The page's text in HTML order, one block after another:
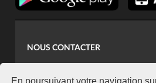
En poursuivant votre navigation
NOUS CONTACTER